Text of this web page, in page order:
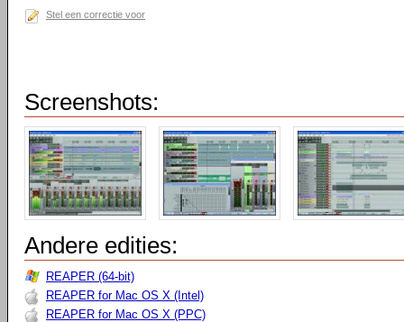
Stel een correctie voor
Screenshots:
Andere edities:
REAPER (64-bit)
REAPER for Mac OS X (Intel)
REAPER for Mac OS X (PPC)